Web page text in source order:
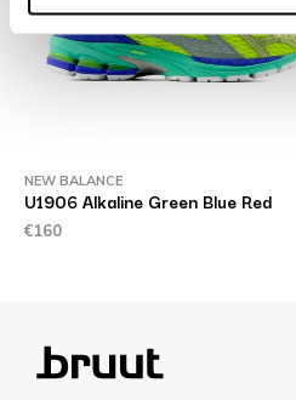
NEW BALANCE
U1906 Alkaline Green Blue Red
€160